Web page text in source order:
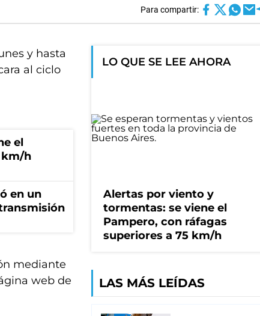
Para compartir:
y hasta
al ciclo
el
km/h
en un
mediante
web de
LO QUE SE LEE AHORA
Alertas por viento y
tormentas: se viene el
Pampero, con ráfagas
superiores a 75 km/h
LAS MÁS LEÍDAS